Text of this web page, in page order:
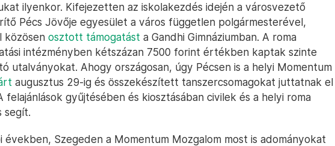
ilyenkor. Kifejezetten az iskolakezdés idején a városvezető
Pécs Jövője egyesület a város független polgármesterével,
közösen osztott támogatást a Gandhi Gimnáziumban. A roma
intézményben kétszázan 7500 forint értékben kaptak szinte
utalványokat. Ahogy országosan, úgy Pécsen is a helyi Momentum
augusztus 29-ig és összekészített tanszercsomagokat juttatnak el
felajánlások gyűjtésében és kiosztásában civilek és a helyi roma
segít.
években, Szegeden a Momentum Mozgalom most is adományokat